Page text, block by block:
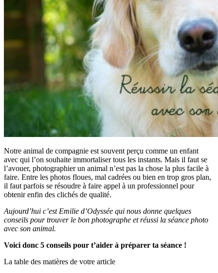
Notre animal de compagnie est souvent perçu comme un enfant
avec qui l’on souhaite immortaliser tous les instants. Mais il faut se
l’avouer, photographier un animal n’est pas la chose la plus facile à
faire. Entre les photos floues, mal cadrées ou bien en trop gros plan,
il faut parfois se résoudre à faire appel à un professionnel pour
obtenir enfin des clichés de qualité.
Aujourd’hui c’est Emilie d’Odyssée qui nous donne quelques
conseils pour trouver le bon photographe et réussi la séance photo
avec son animal.
Voici donc 5 conseils pour t’aider à préparer ta séance !
La table des matières de votre article